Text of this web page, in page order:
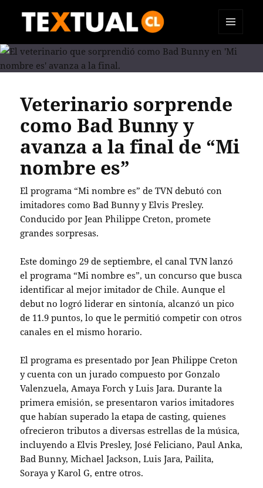
TEXTUAL
Y
Veterinario sorprende
como Bad Bunny y
avanza a la final de “Mi
nombre es”
El programa “Mi nombre es” de TVN debutó con
imitadores como Bad Bunny y Elvis Presley.
Conducido por Jean Philippe Creton, promete
grandes sorpresas.
Este domingo 29 de septiembre, el canal TVN lanzó
el programa “Mi nombre es”, un concurso que busca
identificar al mejor imitador de Chile. Aunque el
debut no logró liderar en sintonía, alcanzó un pico
de 11.9 puntos, lo que le permitió competir con otros
canales en el mismo horario.
El programa es presentado por Jean Philippe Creton
y cuenta con un jurado compuesto por Gonzalo
Valenzuela, Amaya Forch y Luis Jara. Durante la
primera emisión, se presentaron varios imitadores
que habían superado la etapa de casting, quienes
ofrecieron tributos a diversas estrellas de la música,
incluyendo a Elvis Presley, José Feliciano, Paul Anka,
Bad Bunny, Michael Jackson, Luis Jara, Pailita,
Soraya y Karol G, entre otros.